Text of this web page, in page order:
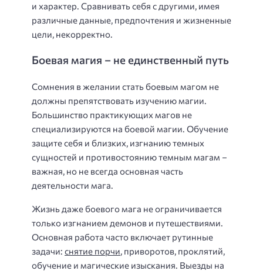
и характер. Сравнивать себя с другими, имея
различные данные, предпочтения и жизненные
цели, некорректно.
Боевая магия – не единственный путь
Сомнения в желании стать боевым магом не
должны препятствовать изучению магии.
Большинство практикующих магов не
специализируются на боевой магии. Обучение
защите себя и близких, изгнанию темных
сущностей и противостоянию темным магам –
важная, но не всегда основная часть
деятельности мага.
Жизнь даже боевого мага не ограничивается
только изгнанием демонов и путешествиями.
Основная работа часто включает рутинные
задачи: снятие порчи, приворотов, проклятий,
обучение и магические изыскания. Выезды на